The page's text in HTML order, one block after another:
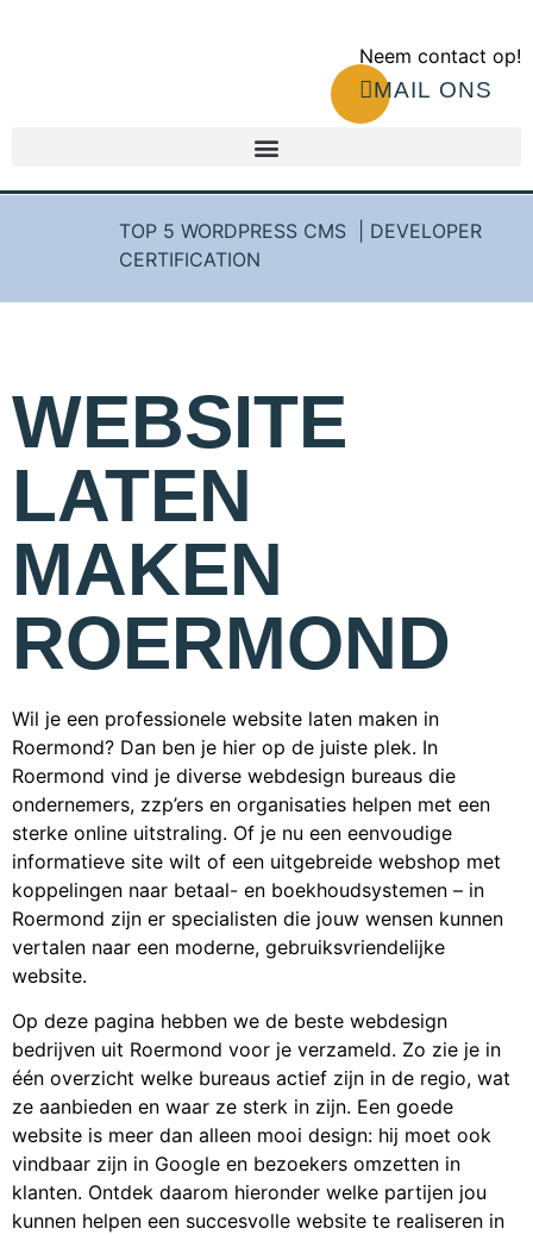
Neem contact op!
MAIL ONS
TOP 5 WORDPRESS CMS | DEVELOPER
CERTIFICATION
WEBSITE
LATEN
MAKEN
ROERMOND
Wil je een professionele website laten maken in
Roermond? Dan ben je hier op de juiste plek. In
Roermond vind je diverse webdesign bureaus die
ondernemers, zzp’ers en organisaties helpen met een
sterke online uitstraling. Of je nu een eenvoudige
informatieve site wilt of een uitgebreide webshop met
koppelingen naar betaal- en boekhoudsystemen – in
Roermond zijn er specialisten die jouw wensen kunnen
vertalen naar een moderne, gebruiksvriendelijke
website.
Op deze pagina hebben we de beste webdesign
bedrijven uit Roermond voor je verzameld. Zo zie je in
één overzicht welke bureaus actief zijn in de regio, wat
ze aanbieden en waar ze sterk in zijn. Een goede
website is meer dan alleen mooi design: hij moet ook
vindbaar zijn in Google en bezoekers omzetten in
klanten. Ontdek daarom hieronder welke partijen jou
kunnen helpen een succesvolle website te realiseren in